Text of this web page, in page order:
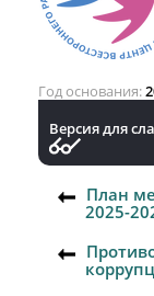
Год основания
Версия для
План
2025-